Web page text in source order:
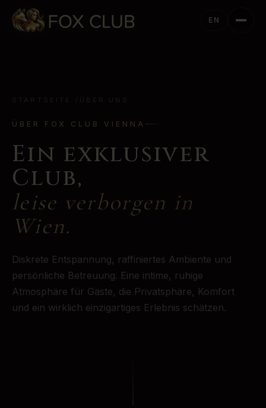
EN
ÜBER FOX CLUB VIENNA
Ein exklusiver
Club,
leise verborgen in
Wien.
Diskrete Entspannung, raffiniertes Ambiente und
persönliche Betreuung. Eine intime, ruhige
Atmosphäre für Gäste, die Privatsphäre, Komfort
und ein wirklich einzigartiges Erlebnis schätzen.